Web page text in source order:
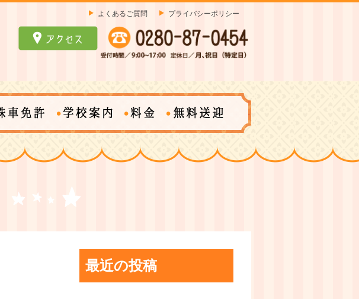
プライバシーポリシー
よくあるご質問
最近の投稿